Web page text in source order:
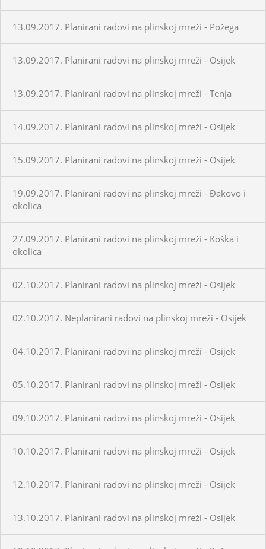
13.09.2017. Planirani radovi na plinskoj mreži - Požega
13.09.2017. Planirani radovi na plinskoj mreži - Osijek
13.09.2017. Planirani radovi na plinskoj mreži - Tenja
14.09.2017. Planirani radovi na plinskoj mreži - Osijek
15.09.2017. Planirani radovi na plinskoj mreži - Osijek
19.09.2017. Planirani radovi na plinskoj mreži - Đakovo i
okolica
27.09.2017. Planirani radovi na plinskoj mreži - Koška i
okolica
02.10.2017. Planirani radovi na plinskoj mreži - Osijek
02.10.2017. Neplanirani radovi na plinskoj mreži - Osijek
04.10.2017. Planirani radovi na plinskoj mreži - Osijek
05.10.2017. Planirani radovi na plinskoj mreži - Osijek
09.10.2017. Planirani radovi na plinskoj mreži - Osijek
10.10.2017. Planirani radovi na plinskoj mreži - Osijek
12.10.2017. Planirani radovi na plinskoj mreži - Osijek
13.10.2017. Planirani radovi na plinskoj mreži - Osijek